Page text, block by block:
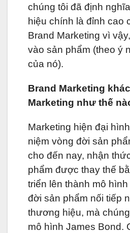
chúng tôi đã định
hiệu chính là đỉnh cao
Brand Marketing vì
vào sản phẩm (theo ý
của nó).
Brand Marketing
Marketing như thế
Marketing hiện đại
niệm vòng đời sản
cho đến nay, nhận
phẩm được thay thế
triển lên thành mô
đời sản phẩm nối tiếp
thương hiệu, mà
mô hình James Bond.